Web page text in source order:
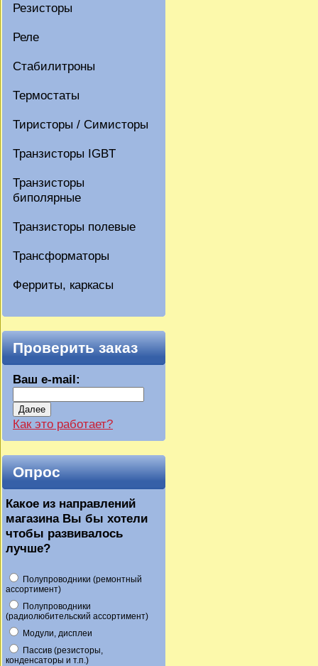
Резисторы
Реле
Стабилитроны
Термостаты
Тиристоры / Симисторы
Транзисторы IGBT
Транзисторы
биполярные
Транзисторы полевые
Трансформаторы
Ферриты, каркасы
Проверить заказ
Ваш e-mail:
Далее
Как это работает?
Опрос
Какое из направлений
магазина Вы бы хотели
чтобы развивалось
лучше?
Полупроводники (ремонтный
ассортимент)
Полупроводники
(радиолюбительский ассортимент)
Модули, дисплеи
Пассив (резисторы,
конденсаторы и т.п.)